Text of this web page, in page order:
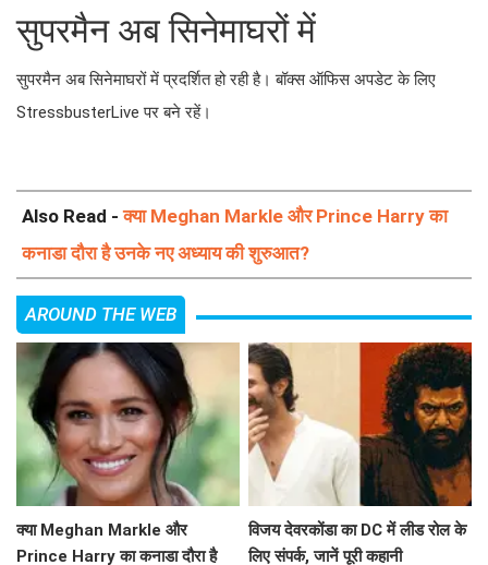
सुपरमैन अब सिनेमाघरों में
सुपरमैन अब सिनेमाघरों में प्रदर्शित हो रही है। बॉक्स ऑफिस अपडेट के लिए
StressbusterLive पर बने रहें।
Also Read -क्या Meghan Markle और Prince Harry का
कनाडा दौरा है उनके नए अध्याय की शुरुआत?
AROUND THE WEB
क्या Meghan Markle और
Prince Harry का कनाडा दौरा है
विजय देवरकोंडा का DC में लीड रोल के
लिए संपर्क, जानें पूरी कहानी